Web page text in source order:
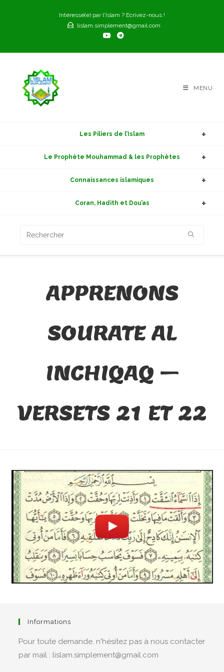
Intéressé(e) par l'Islam ? Ecrivez-nous !
lislam.simplement@gmail.com
MENU
Les Piliers de l’Islam
Le Prophète Mouhammad & les Prophètes
Connaissances islamiques
Coran, Hadith et Dou’as
APPRENONS
SOURATE AL
INCHIQAQ –
VERSETS 21 ET 22
Informations
Pour toute demande, n'hésitez pas à nous contacter
par mail : lislam.simplement@gmail.com